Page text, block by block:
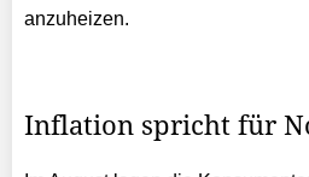
anzuheizen.
Inflation spricht für